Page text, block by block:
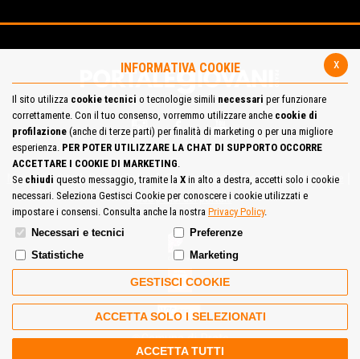
Mappa del Sito Privacy Policy Cookie Policy
Contatta la redazione
Cosa pensi del portale
Comune di Prato
x
INFORMATIVA COOKIE
Il sito utilizza cookie tecnici o tecnologie simili necessari per funzionare
correttamente. Con il tuo consenso, vorremmo utilizzare anche cookie di
profilazione (anche di terze parti) per finalità di marketing o per una migliore
esperienza. PER POTER UTILIZZARE LA CHAT DI SUPPORTO OCCORRE
ACCETTARE I COOKIE DI MARKETING.
Se chiudi questo messaggio, tramite la X in alto a destra, accetti solo i cookie
necessari. Seleziona Gestisci Cookie per conoscere i cookie utilizzati e
impostare i consensi. Consulta anche la nostra Privacy Policy.
Necessari e tecnici
Preferenze
Statistiche
Marketing
GESTISCI COOKIE
ACCETTA SOLO I SELEZIONATI
ACCETTA TUTTI